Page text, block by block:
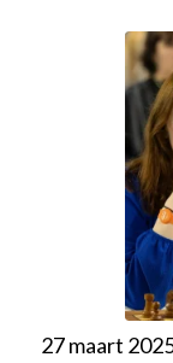
27 maart